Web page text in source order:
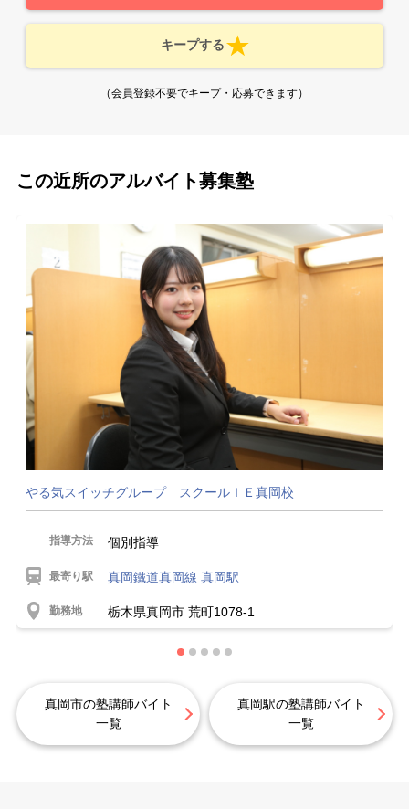
キープする
（会員登録不要でキープ・応募できます）
この近所のアルバイト募集塾
やる気スイッチグループ スクールＩＥ真岡校
指導方法 個別指導
最寄り駅 真岡鐵道真岡線 真岡駅
勤務地 栃木県真岡市 荒町1078-1
真岡市の塾講師バイト
一覧
真岡駅の塾講師バイト
一覧